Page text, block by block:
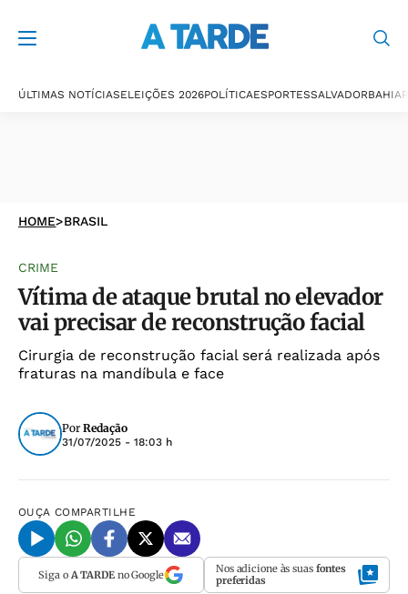
ÚLTIMAS NOTÍCIASELEIÇÕES 2026POLÍTICAESPORTESSALVADORBAHIA
HOME>BRASIL
CRIME
Vítima de ataque brutal no elevador
vai precisar de reconstrução facial
Cirurgia de reconstrução facial será realizada após
fraturas na mandíbula e face
Por Redação
31/07/2025 - 18:03 h
OUÇA COMPARTILHE
Siga o A TARDEno Google Nos adicione às suas fontes
preferidas